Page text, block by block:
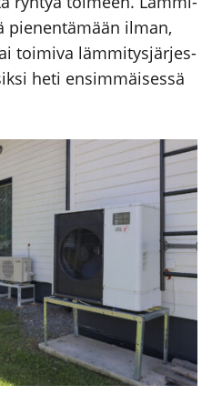
pie­nen­tä­mään ilman,
toi­mi­va läm­mi­tys­jär­jes­
heti ensim­mäi­ses­sä